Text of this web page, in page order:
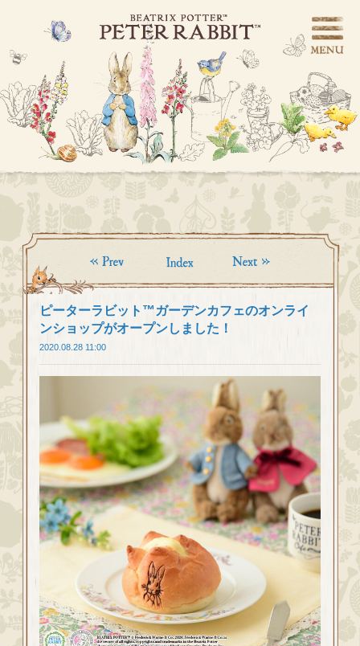
ピーターラビット™ガーデンカフェのオンライ
ンショップがオープンしました！
2020.08.28 11:00